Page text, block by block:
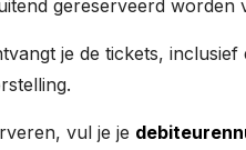
gereserveerd worden
je de tickets,
vul je je